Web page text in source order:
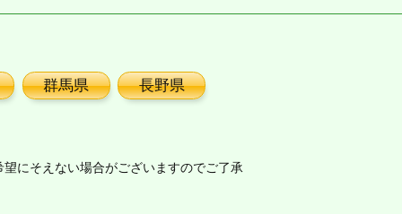
群馬県 長野県
にそえない場合がございますのでご了承